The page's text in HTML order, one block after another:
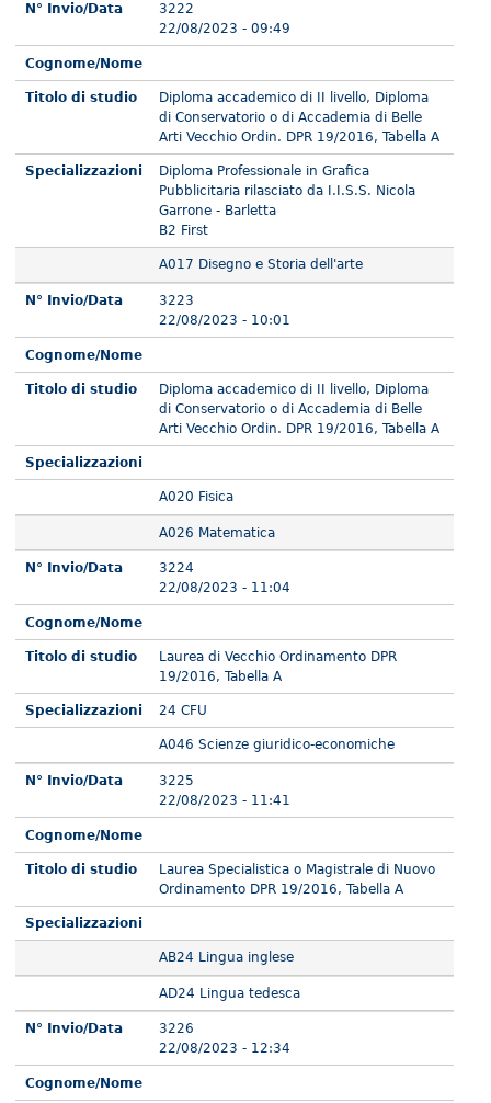
N° Invio/Data
3222
22/08/2023 - 09:49
Cognome/Nome
Titolo di studio
Diploma accademico di II livello, Diploma
di Conservatorio o di Accademia di Belle
Arti Vecchio Ordin. DPR 19/2016, Tabella A
Specializzazioni
Diploma Professionale in Grafica
Pubblicitaria rilasciato da I.I.S.S. Nicola
Garrone - Barletta
B2 First
A017 Disegno e Storia dell'arte
N° Invio/Data
3223
22/08/2023 - 10:01
Cognome/Nome
Titolo di studio
Diploma accademico di II livello, Diploma
di Conservatorio o di Accademia di Belle
Arti Vecchio Ordin. DPR 19/2016, Tabella A
Specializzazioni
A020 Fisica
A026 Matematica
N° Invio/Data
3224
22/08/2023 - 11:04
Cognome/Nome
Titolo di studio
Laurea di Vecchio Ordinamento DPR
19/2016, Tabella A
Specializzazioni 24 CFU
A046 Scienze giuridico-economiche
N° Invio/Data
3225
22/08/2023 - 11:41
Cognome/Nome
Titolo di studio
Laurea Specialistica o Magistrale di Nuovo
Ordinamento DPR 19/2016, Tabella A
Specializzazioni
AB24 Lingua inglese
AD24 Lingua tedesca
N° Invio/Data
3226
22/08/2023 - 12:34
Cognome/Nome